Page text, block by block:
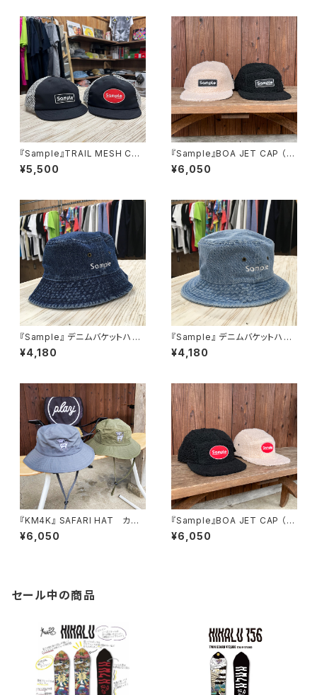
『Sample』TRAIL MESH CAP
トレイルメッシュキャップ
¥5,500
『Sample』BOA JET CAP （S
QUARE PATCH） ボアジェッ
トキャップ
¥6,050
『Sample』 デニムバケットハッ
ト インディゴ
¥4,180
『Sample』 デニムバケットハッ
ト ライトインディゴ
¥4,180
『KM4K』 SAFARI HAT カモ
シカ サファリハット
¥6,050
『Sample』BOA JET CAP （O
BLONG PATCH） ボアジェッ
トキャップ
¥6,050
セール中の商品